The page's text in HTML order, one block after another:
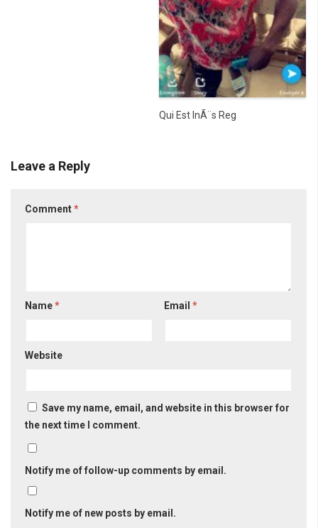
Qui Est InÃ¨s Reg
Leave a Reply
Comment*
Name* Email*
Website
Save my name, email, and website in this browser for
the next time I comment.
Notify me of follow-up comments by email.
Notify me of new posts by email.